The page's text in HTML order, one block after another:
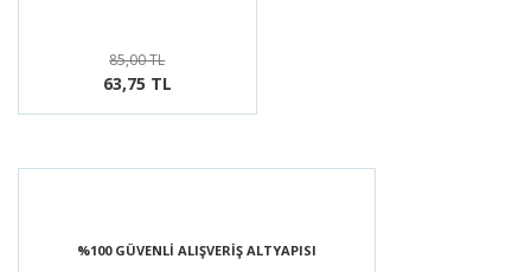
85,00 TL
63,75 TL
%100 GÜVENLİ ALIŞVERİŞ ALTYAPISI